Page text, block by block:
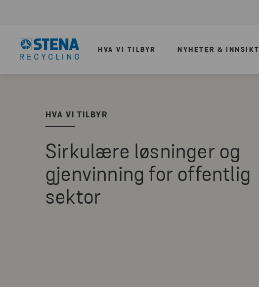
HVA VI TILBYR NYHETER & INNSIKT
HVA VI TILBYR
Sirkulære løsninger og
gjenvinning for offentlig
sektor